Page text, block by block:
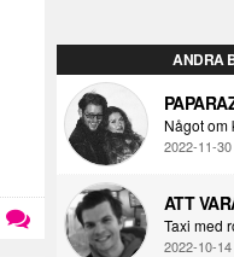
ANDRA
Något om
2022-11-30
ATT
Taxi med
2022-10-14